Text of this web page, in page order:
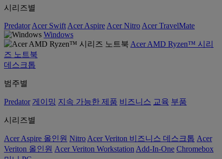
시리즈별
Predator Acer Swift Acer Aspire Acer Nitro Acer TravelMate
Windows
Acer AMD Ryzen™ 시리
즈 노트북
데스크톱
범주별
Predator 게이밍 지속 가능한 제품 비즈니스 교육 부품
시리즈별
Acer Aspire 올인원 Nitro Acer Veriton 비즈니스 데스크톱 Acer
Veriton 올인원 Acer Veriton Workstation Add-In-One Chromebox